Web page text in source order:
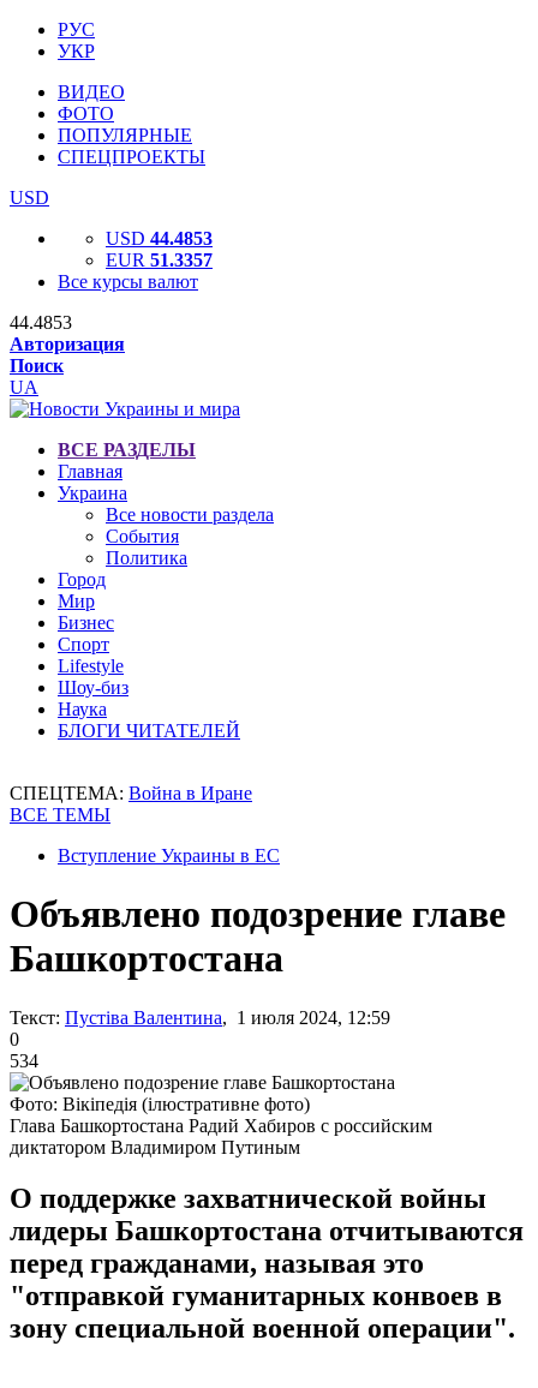
РУС
УКР
ВИДЕО
ФОТО
ПОПУЛЯРНЫЕ
СПЕЦПРОЕКТЫ
USD
USD 44.4853
EUR 51.3357
Все курсы валют
44.4853
Авторизация
Поиск
UA
ВСЕ РАЗДЕЛЫ
Главная
Украина
Все новости раздела
События
Политика
Город
Мир
Бизнес
Спорт
Lifestyle
Шоу-биз
Наука
БЛОГИ ЧИТАТЕЛЕЙ
СПЕЦТЕМА: Война в Иране
ВСЕ ТЕМЫ
Вступление Украины в ЕС
Объявлено подозрение главе
Башкортостана
Текст: Пустіва Валентина, 1 июля 2024, 12:59
0
534
Фото: Вікіпедія (ілюстративне фото)
Глава Башкортостана Радий Хабиров с российским
диктатором Владимиром Путиным
О поддержке захватнической войны
лидеры Башкортостана отчитываются
перед гражданами, называя это
"отправкой гуманитарных конвоев в
зону специальной военной операции".